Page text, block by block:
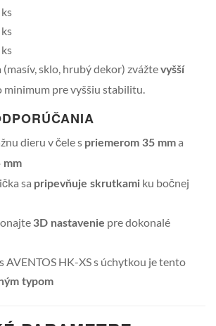
(masív, sklo, hrubý dekor) zvážtevyšší
minimum pre vyššiu stabilitu.
dieru v čele s priemerom 35 mma
mm
sa pripevňuje skrutkami ku bočnej
3D nastavenie pre dokonalé
AVENTOS HK-XS s úchytkou je tento
typom